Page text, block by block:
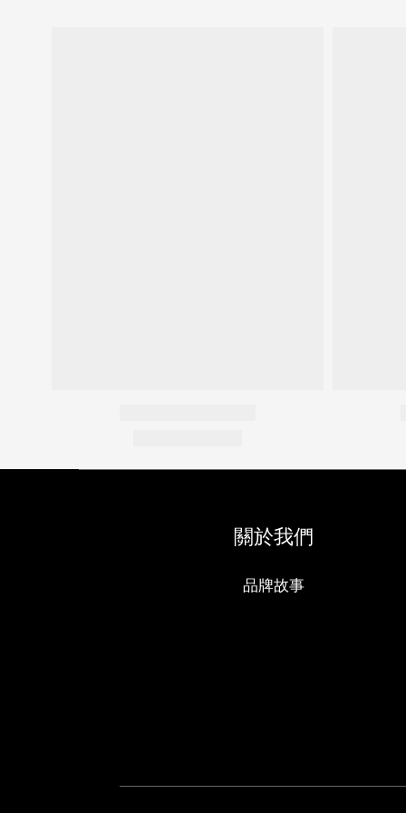
關於我們
品牌故事